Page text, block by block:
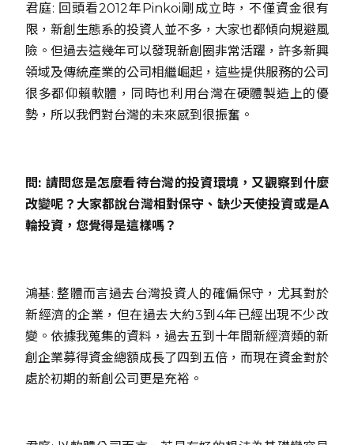
君庭: 回頭看2012年Pinkoi剛成立時，不僅資金很有
限，新創生態系的投資人並不多，大家也都傾向規避風
險。但過去這幾年可以發現新創圈非常活躍，許多新興
領域及傳統產業的公司相繼崛起，這些提供服務的公司
很多都仰賴軟體，同時也利用台灣在硬體製造上的優
勢，所以我們對台灣的未來感到很振奮。
問: 請問您是怎麼看待台灣的投資環境，又觀察到什麼
改變呢？大家都說台灣相對保守、缺少天使投資或是A
輪投資，您覺得是這樣嗎？
鴻基: 整體而言過去台灣投資人的確偏保守，尤其對於
新經濟的企業，但在過去大約3到4年已經出現不少改
變。依據我蒐集的資料，過去五到十年間新經濟類的新
創企業募得資金總額成長了四到五倍，而現在資金對於
處於初期的新創公司更是充裕。